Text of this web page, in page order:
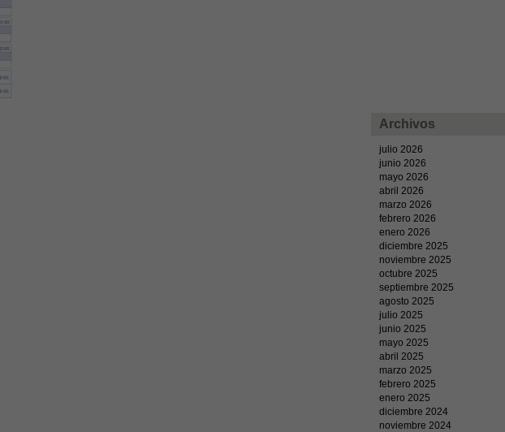
Archivos
julio 2026
junio 2026
mayo 2026
abril 2026
marzo 2026
febrero 2026
enero 2026
diciembre 2025
noviembre 2025
octubre 2025
septiembre 2025
agosto 2025
julio 2025
junio 2025
mayo 2025
abril 2025
marzo 2025
febrero 2025
enero 2025
diciembre 2024
noviembre 2024